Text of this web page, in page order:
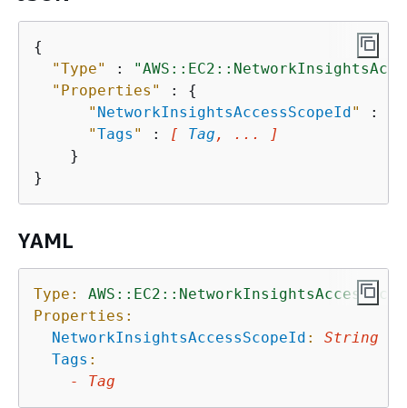
{
"Type"
:
"Properties"
: {
" NetworkInsightsAccessScopeId" :
"Tags " : [ Tag , ... ]
    }
YAML
Type:
Properties:
NetworkInsightsAccessScopeId :
String
Tags :
-
Tag